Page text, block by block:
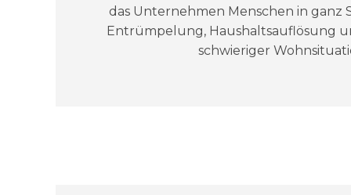
das Unternehmen Menschen in ganz
Entrümpelung, Haushaltsauflösung
schwieriger